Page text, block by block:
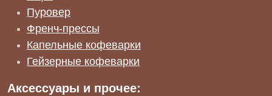
Пуровер
Френч-прессы
Капельные кофеварки
Гейзерные кофеварки
Аксессуары и прочее: